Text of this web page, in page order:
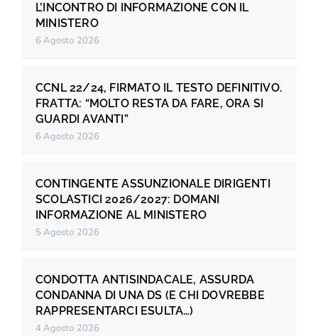
L’INCONTRO DI INFORMAZIONE CON IL
MINISTERO
6 Agosto 2026
CCNL 22/24, FIRMATO IL TESTO DEFINITIVO.
FRATTA: “MOLTO RESTA DA FARE, ORA SI
GUARDI AVANTI”
6 Agosto 2026
CONTINGENTE ASSUNZIONALE DIRIGENTI
SCOLASTICI 2026/2027: DOMANI
INFORMAZIONE AL MINISTERO
5 Agosto 2026
CONDOTTA ANTISINDACALE, ASSURDA
CONDANNA DI UNA DS (E CHI DOVREBBE
RAPPRESENTARCI ESULTA…)
4 Agosto 2026